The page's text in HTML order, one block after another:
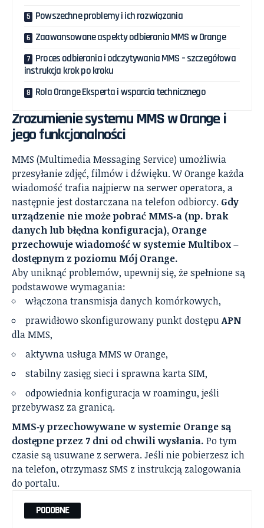
Powszechne problemy i ich rozwiązania
Zaawansowane aspekty odbierania MMS w Orange
Proces odbierania i odczytywania MMS – szczegółowa
instrukcja krok po kroku
Rola Orange Eksperta i wsparcia technicznego
Zrozumienie systemu MMS w Orange i
jego funkcjonalności
MMS (Multimedia Messaging Service) umożliwia
przesyłanie zdjęć, filmów i dźwięku. W Orange każda
wiadomość trafia najpierw na serwer operatora, a
następnie jest dostarczana na telefon odbiorcy. Gdy
urządzenie nie może pobrać MMS‑a (np. brak
danych lub błędna konfiguracja), Orange
przechowuje wiadomość w systemie Multibox –
dostępnym z poziomu Mój Orange.
Aby uniknąć problemów, upewnij się, że spełnione są
podstawowe wymagania:
włączona transmisja danych komórkowych,
prawidłowo skonfigurowany punkt dostępuAPN
dla MMS,
aktywna usługa MMS w Orange,
stabilny zasięg sieci i sprawna karta SIM,
odpowiednia konfiguracja w roamingu, jeśli
przebywasz za granicą.
MMS‑y przechowywane w systemie Orange są
dostępne przez 7 dni od chwili wysłania. Po tym
czasie są usuwane z serwera. Jeśli nie pobierzesz ich
na telefon, otrzymasz SMS z instrukcją zalogowania
do portalu.
PODOBNE